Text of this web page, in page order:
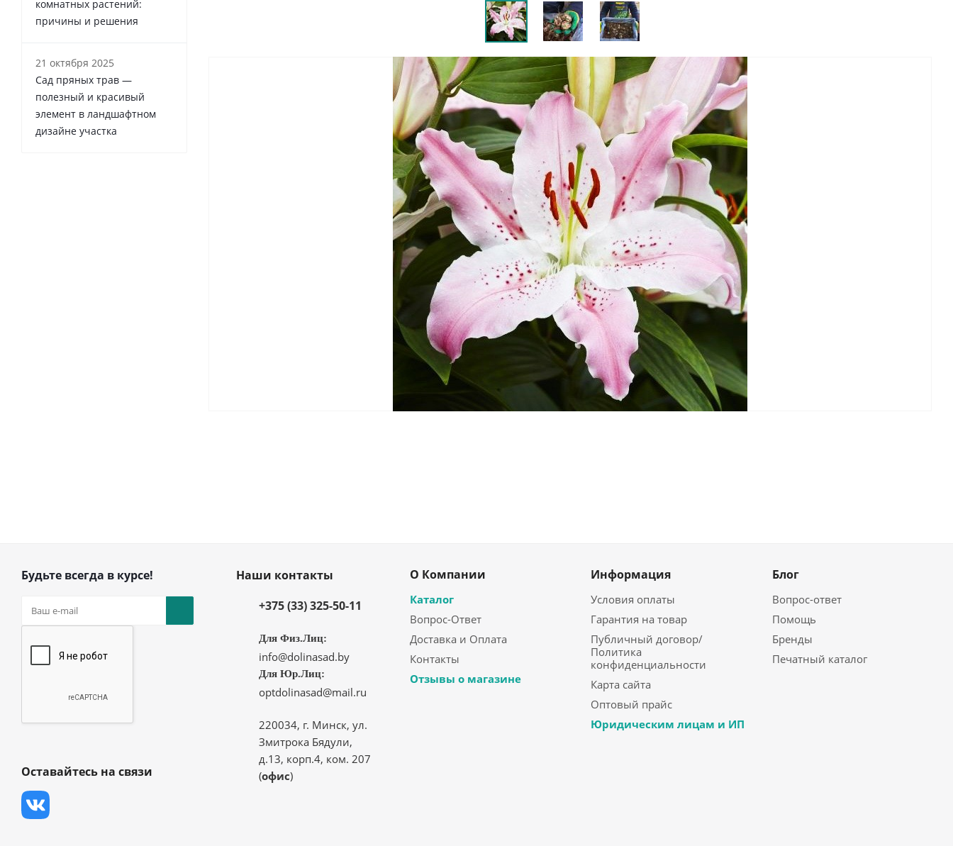
комнатных растений:
причины и решения
21 октября 2025
Сад пряных трав —
полезный и красивый
элемент в ландшафтном
дизайне участка
Будьте всегда в курсе!
Оставайтесь на связи
Наши контакты
+375 (33) 325-50-11
Для Физ.Лиц:
info@dolinasad.by
Для Юр.Лиц:
optdolinasad@mail.ru
220034, г. Минск, ул.
Змитрока Бядули,
д.13, корп.4, ком. 207
(офис)
О Компании
Каталог
Вопрос-Ответ
Доставка и Оплата
Контакты
Отзывы о магазине
Информация
Условия оплаты
Гарантия на товар
Публичный договор/
Политика
конфиденциальности
Карта сайта
Оптовый прайс
Юридическим лицам и ИП
Блог
Вопрос-ответ
Помощь
Бренды
Печатный каталог